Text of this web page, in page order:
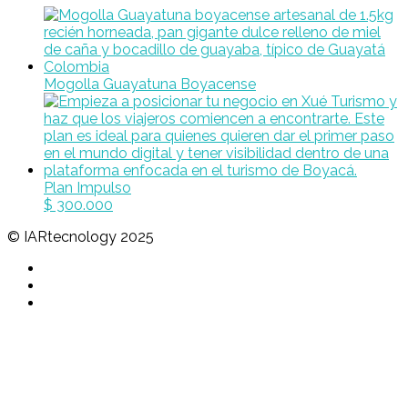
Mogolla Guayatuna Boyacense
Plan Impulso
$ 300.000
© IARtecnology 2025